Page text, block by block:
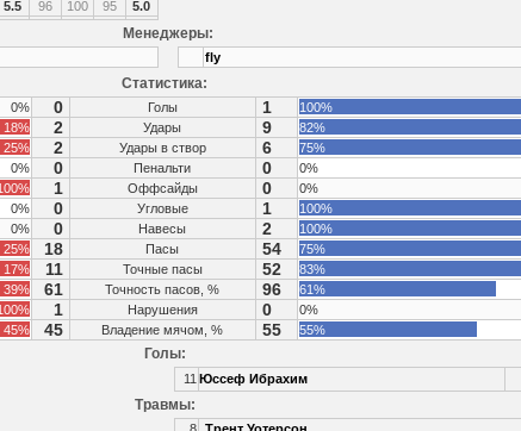
5.5 96 100 95 5.0
Менеджеры:
fly
Статистика:
0% 0 Голы 1
100%
18%
2 Удары 9
82%
25%
2 Удары в створ 6
75%
0%
0 Пенальти 0
0%
1 Оффсайды 0
0%
0%
0 Угловые 1
100%
0%
0 Навесы 2
100%
25%
18 Пасы 54
75%
17%
11 Точные пасы 52
83%
39%
61 Точность пасов, % 96
61%
1 Нарушения 0
0%
45%
45 Владение мячом, % 55 55%
Голы:
11 Юссеф Ибрахим
Травмы: